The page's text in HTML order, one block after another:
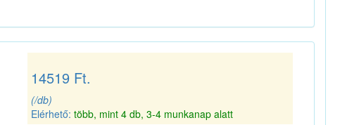
14519 Ft.
(/db)
Elérhető:több, mint 4 db, 3-4 munkanap alatt